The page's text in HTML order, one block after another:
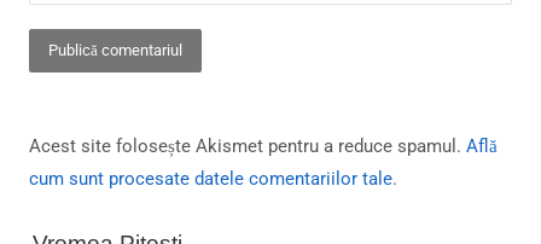
Acest site folosește Akismet pentru a reduce spamul. Află
cum sunt procesate datele comentariilor tale.